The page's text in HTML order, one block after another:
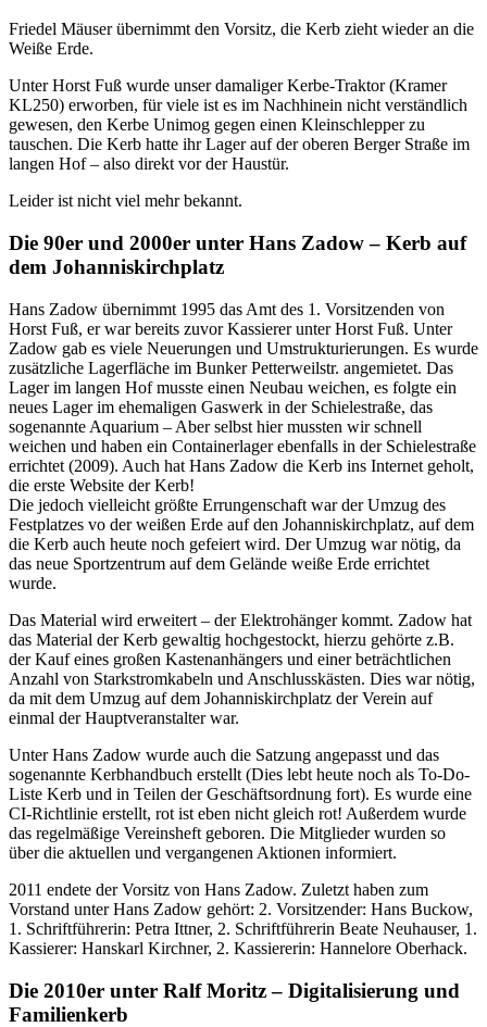
Friedel Mäuser übernimmt den Vorsitz, die Kerb zieht wieder an die
Weiße Erde.
Unter Horst Fuß wurde unser damaliger Kerbe-Traktor (Kramer
KL250) erworben, für viele ist es im Nachhinein nicht verständlich
gewesen, den Kerbe Unimog gegen einen Kleinschlepper zu
tauschen. Die Kerb hatte ihr Lager auf der oberen Berger Straße im
langen Hof – also direkt vor der Haustür.
Leider ist nicht viel mehr bekannt.
Die 90er und 2000er unter Hans Zadow – Kerb auf
dem Johanniskirchplatz
Hans Zadow übernimmt 1995 das Amt des 1. Vorsitzenden von
Horst Fuß, er war bereits zuvor Kassierer unter Horst Fuß. Unter
Zadow gab es viele Neuerungen und Umstrukturierungen. Es wurde
zusätzliche Lagerfläche im Bunker Petterweilstr. angemietet. Das
Lager im langen Hof musste einen Neubau weichen, es folgte ein
neues Lager im ehemaligen Gaswerk in der Schielestraße, das
sogenannte Aquarium – Aber selbst hier mussten wir schnell
weichen und haben ein Containerlager ebenfalls in der Schielestraße
errichtet (2009). Auch hat Hans Zadow die Kerb ins Internet geholt,
die erste Website der Kerb!
Die jedoch vielleicht größte Errungenschaft war der Umzug des
Festplatzes vo der weißen Erde auf den Johanniskirchplatz, auf dem
die Kerb auch heute noch gefeiert wird. Der Umzug war nötig, da
das neue Sportzentrum auf dem Gelände weiße Erde errichtet
wurde.
Das Material wird erweitert – der Elektrohänger kommt. Zadow hat
das Material der Kerb gewaltig hochgestockt, hierzu gehörte z.B.
der Kauf eines großen Kastenanhängers und einer beträchtlichen
Anzahl von Starkstromkabeln und Anschlusskästen. Dies war nötig,
da mit dem Umzug auf dem Johanniskirchplatz der Verein auf
einmal der Hauptveranstalter war.
Unter Hans Zadow wurde auch die Satzung angepasst und das
sogenannte Kerbhandbuch erstellt (Dies lebt heute noch als To-Do-
Liste Kerb und in Teilen der Geschäftsordnung fort). Es wurde eine
CI-Richtlinie erstellt, rot ist eben nicht gleich rot! Außerdem wurde
das regelmäßige Vereinsheft geboren. Die Mitglieder wurden so
über die aktuellen und vergangenen Aktionen informiert.
2011 endete der Vorsitz von Hans Zadow. Zuletzt haben zum
Vorstand unter Hans Zadow gehört: 2. Vorsitzender: Hans Buckow,
1. Schriftführerin: Petra Ittner, 2. Schriftführerin Beate Neuhauser, 1.
Kassierer: Hanskarl Kirchner, 2. Kassiererin: Hannelore Oberhack.
Die 2010er unter Ralf Moritz – Digitalisierung und
Familienkerb